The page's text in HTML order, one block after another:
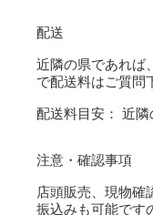
配送
近隣の県であれば
で配送料はご質問
配送料目安： 近隣
注意・確認事項
店頭販売、現物確
振込みも可能です